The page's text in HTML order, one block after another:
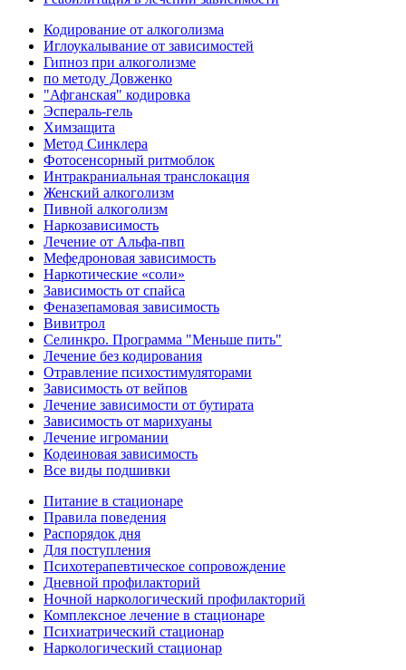
Кодирование от алкоголизма
Иглоукалывание от зависимостей
Гипноз при алкоголизме
по методу Довженко
"Афганская" кодировка
Эспераль-гель
Химзащита
Метод Синклера
Фотосенсорный ритмоблок
Интракраниальная транслокация
Женский алкоголизм
Пивной алкоголизм
Наркозависимость
Лечение от Альфа-пвп
Мефедроновая зависимость
Наркотические «соли»
Зависимость от спайса
Феназепамовая зависимость
Вивитрол
Селинкро. Программа "Меньше пить"
Лечение без кодирования
Отравление психостимуляторами
Зависимость от вейпов
Лечение зависимости от бутирата
Зависимость от марихуаны
Лечение игромании
Кодеиновая зависимость
Все виды подшивки
Питание в стационаре
Правила поведения
Распорядок дня
Для поступления
Психотерапевтическое сопровождение
Дневной профилакторий
Ночной наркологический профилакторий
Комплексное лечение в стационаре
Психиатрический стационар
Наркологический стационар